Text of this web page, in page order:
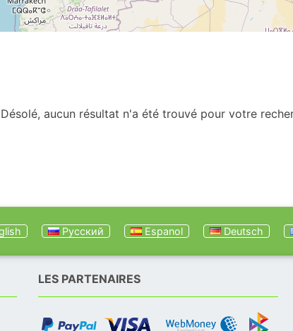
Désolé, aucun résultat n'a été trouvé pour votre
Русский Espanol Deutsch
LES PARTENAIRES